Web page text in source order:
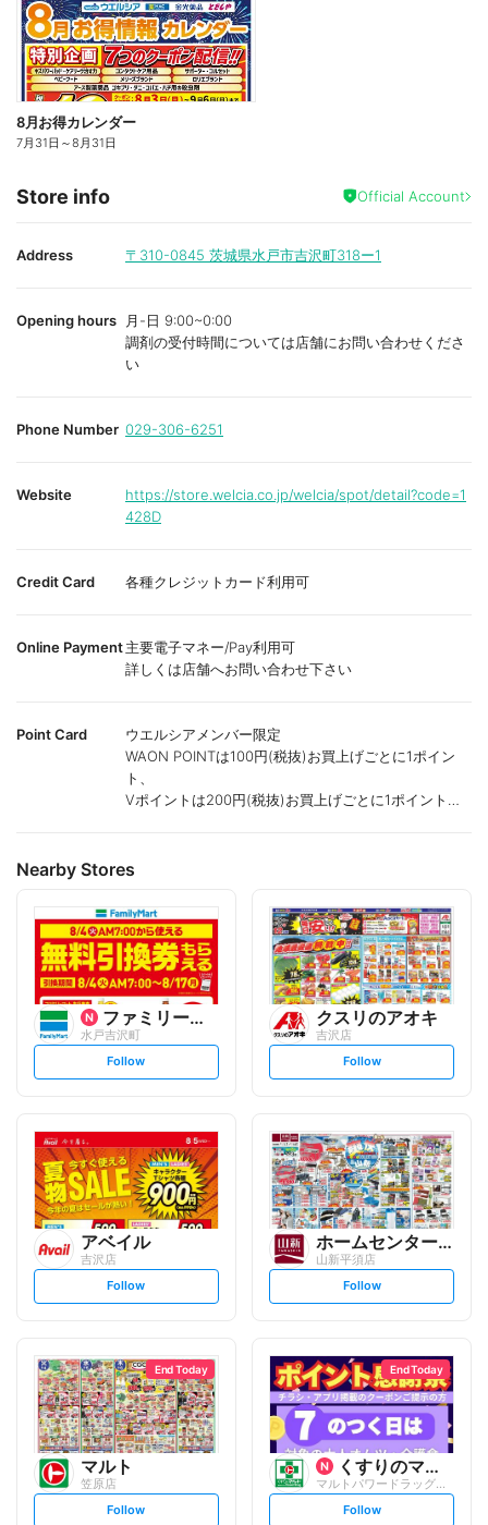
8月お得カレンダー
7月31日 ～8月31日
Store info Official Account
Address 〒310-0845 茨城県水戸市吉沢町318ー1
Opening hours
月-日 9:00~0:00
調剤の受付時間については店舗にお問い合わせくださ
い
Phone Number 029-306-6251
Website
https://store.welcia.co.jp/welcia/spot/detail?code=1
428D
Credit Card 各種クレジットカード利用可
Online Payment主要電子マネー/Pay利用可
詳しくは店舗へお問い合わせ下さい
Point Card
ウエルシアメンバー限定
WAON POINTは100円(税抜)お買上げごとに1ポイン
ト、
Vポイントは200円(税抜)お買上げごとに1ポイント進
Nearby Stores
ファミリーマート
水戸吉沢町
s
t
l
o
w
Follow
クスリのアオキ
吉沢店
s
t
l
o
w
Follow
アベイル
吉沢店
s
t
l
o
w
Follow
ホームセンター 山新
山新平須店
s
t
l
o
w
Follow
End Today
マルト
笠原店
s
Follow
End Today
くすりのマルト
s
Follow